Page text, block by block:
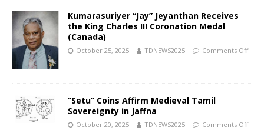
Kumarasuriyer “Jay” Jeyanthan Receives
the King Charles III Coronation Medal
(Canada)
October 25, 2025 TDNEWS2025 Comments Off
“Setu” Coins Affirm Medieval Tamil
Sovereignty in Jaffna
October 20, 2025 TDNEWS2025 Comments Off